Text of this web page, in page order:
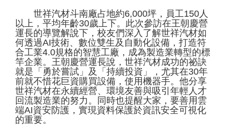
世祥汽材斗南廠占地約6,000坪，員工150人
以上，平均年齡30歲上下。此次參訪在王朝慶營
運長的導覽解說下，校友們深入了解世祥汽材如
何透過AI技術、數位雙生及自動化設備，打造符
合工業4.0規格的智慧工廠，成為製造業轉型的標
竿企業。王朝慶營運長說，世祥汽材成功的祕訣
就是「勇於嘗試」及「持續投資」，尤其在30年
前就不惜花巨資購買設備，使用機器手。他分享
世祥汽材在永續經營、環境友善與吸引年輕人才
回流製造業的努力。同時也提醒大家，要善用雲
端AI資安防護，實現資料保護於資訊安全可視化
的重要。